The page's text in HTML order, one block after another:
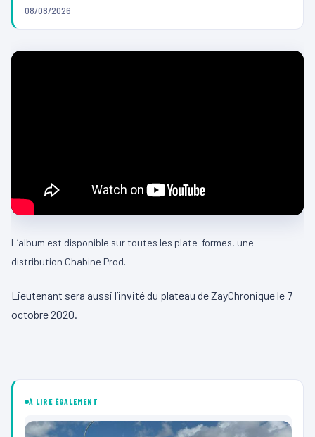
08/08/2026
L’album est disponible sur toutes les plate-formes, une
distribution Chabine Prod.
Lieutenant sera aussi l’invité du plateau de ZayChronique le 7
octobre 2020.
À LIRE ÉGALEMENT